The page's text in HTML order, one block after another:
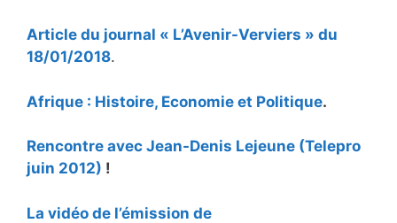
Article du journal « L’Avenir-Verviers » du
18/01/2018.
Afrique : Histoire, Economie et Politique.
Rencontre avec Jean-Denis Lejeune (Telepro
juin 2012) !
La vidéo de l’émission de